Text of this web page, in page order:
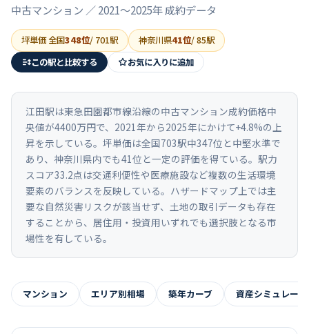
中古マンション ／2021〜2025年成約データ
坪単価 全国348位/ 701駅 神奈川県41位/85駅
この駅と比較する
お気に入りに追加
江田駅は東急田園都市線沿線の中古マンション成約価格中
央値が4400万円で、2021年から2025年にかけて+4.8%の上
昇を示している。坪単価は全国703駅中347位と中堅水準で
あり、神奈川県内でも41位と一定の評価を得ている。駅力
スコア33.2点は交通利便性や医療施設など複数の生活環境
要素のバランスを反映している。ハザードマップ上では主
要な自然災害リスクが該当せず、土地の取引データも存在
することから、居住用・投資用いずれでも選択肢となる市
場性を有している。
マンション エリア別相場 築年カーブ 資産シミュレー